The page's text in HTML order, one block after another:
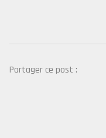
Partager ce post :